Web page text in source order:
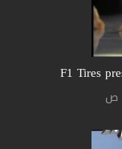
F1 Tires